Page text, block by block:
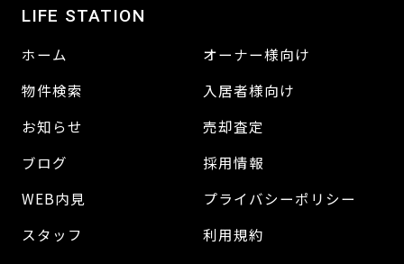
LIFE STATION
ホーム
物件検索
お知らせ
ブログ
WEB内見
スタッフ
オーナー様向け
入居者様向け
売却査定
採用情報
プライバシーポリシー
利用規約